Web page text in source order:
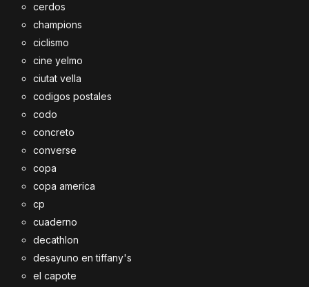
cerdos
champions
ciclismo
cine yelmo
ciutat vella
codigos postales
codo
concreto
converse
copa
copa america
cp
cuaderno
decathlon
desayuno en tiffany's
el capote